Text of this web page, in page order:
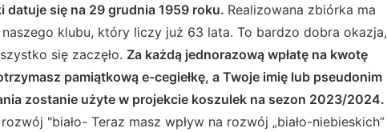
datuje się na 29 grudnia 1959 roku. Realizowana zbiórka ma
klubu, który liczy już 63 lata. To bardzo dobra okazja,
się zaczęło. Za każdą jednorazową wpłatę na kwotę
pamiątkową e-cegiełkę, a Twoje imię lub pseudonim
zostanie użyte w projekcie koszulek na sezon 2023/2024.
"biało- Teraz masz wpływ na rozwój „biało-niebieskich”